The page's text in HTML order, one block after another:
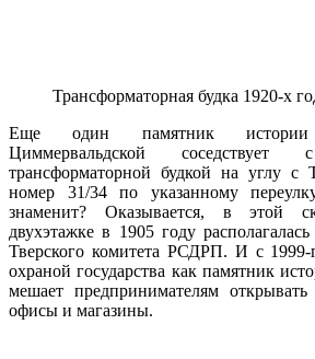
Трансформаторная будка 1920-х
Еще один памятник истории
Циммервальдской соседствует
трансформаторной будкой на углу с
номер 31/34 по указанному
знаменит? Оказывается, в этой
двухэтажке в 1905 году
Тверского комитета РСДРП. И с 1999-
охраной государства как памятник
мешает предпринимателям
офисы и магазины.